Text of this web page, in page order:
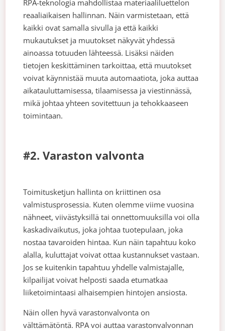
RPA-teknologia mahdollistaa materiaaliluettelon
reaaliaikaisen hallinnan. Näin varmistetaan, että
kaikki ovat samalla sivulla ja että kaikki
mukautukset ja muutokset näkyvät yhdessä
ainoassa totuuden lähteessä. Lisäksi näiden
tietojen keskittäminen tarkoittaa, että muutokset
voivat käynnistää muuta automaatiota, joka auttaa
aikatauluttamisessa, tilaamisessa ja viestinnässä,
mikä johtaa yhteen sovitettuun ja tehokkaaseen
toimintaan.
#2. Varaston valvonta
Toimitusketjun hallinta on kriittinen osa
valmistusprosessia. Kuten olemme viime vuosina
nähneet, viivästyksillä tai onnettomuuksilla voi olla
kaskadivaikutus, joka johtaa tuotepulaan, joka
nostaa tavaroiden hintaa. Kun näin tapahtuu koko
alalla, kuluttajat voivat ottaa kustannukset vastaan.
Jos se kuitenkin tapahtuu yhdelle valmistajalle,
kilpailijat voivat helposti saada etumatkaa
liiketoimintaasi alhaisempien hintojen ansiosta.
Näin ollen hyvä varastonvalvonta on
välttämätöntä. RPA voi auttaa varastonvalvonnan